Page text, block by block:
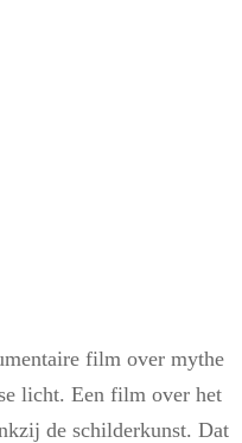
film over mythe
licht. Een film over het
de schilderkunst. Dat